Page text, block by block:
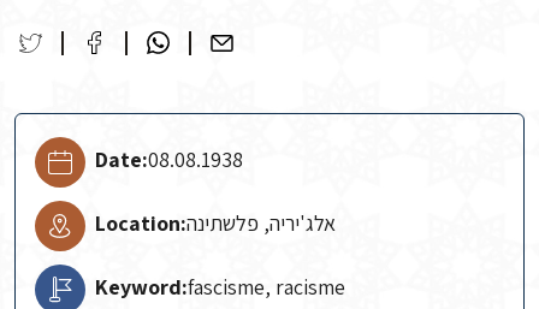
Date:08.08.1938
Location:אלג'יריה, פלשתינה
Keyword:fascisme, racisme